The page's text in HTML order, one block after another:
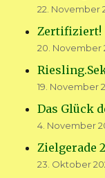
22. November
Zertifiziert!
20. November
19. November
Das Glück
4. November
Zielgerade
23. Oktober